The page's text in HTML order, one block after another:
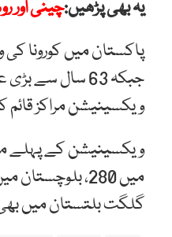
یہ بھی پڑھیں:چینی اور روسی ویکسین60
پاکستان میں کورونا
جبکہ 63 سال
ویکسینیشن مراکز
گلگت بلتستان میں بھی 16 مراکز کے ذریعے ویکسینیشن کی جائے